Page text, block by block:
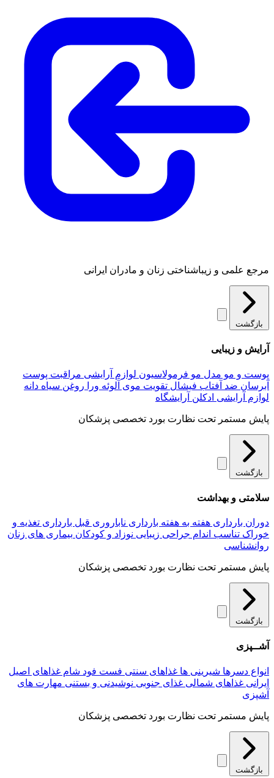
مرجع علمی و زیباشناختی زنان و مادران ایرانی
بازگشت
آرایش و زیبایی
پوست و مو مدل مو فرمولاسیون لوازم آرایشی مراقبت پوست
آبرسان ضد آفتاب فیشال تقویت موی آلوئه‌ ورا روغن سیاه دانه
لوازم آرایشی ادکلن آرایشگاه
پایش مستمر تحت نظارت بورد تخصصی پزشکان
بازگشت
سلامتی و بهداشت
دوران بارداری هفته به هفته بارداری ناباروری قبل بارداری تغذیه و
خوراک تناسب اندام جراحی زیبایی نوزاد و کودکان بیماری های زنان
روانشناسی
پایش مستمر تحت نظارت بورد تخصصی پزشکان
بازگشت
آشــپزی
انواع دسرها شیرینی ها غذاهای سنتی فست فود شام غذاهای اصیل
ایرانی غذاهای شمالی غذای جنوبی نوشیدنی و بستنی مهارت های
آشپزی
پایش مستمر تحت نظارت بورد تخصصی پزشکان
بازگشت